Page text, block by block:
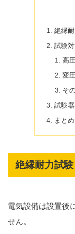
絶縁
試験
高
変
そ
試験
まとめ
絶縁耐力試
電気設備は設置後
せん。